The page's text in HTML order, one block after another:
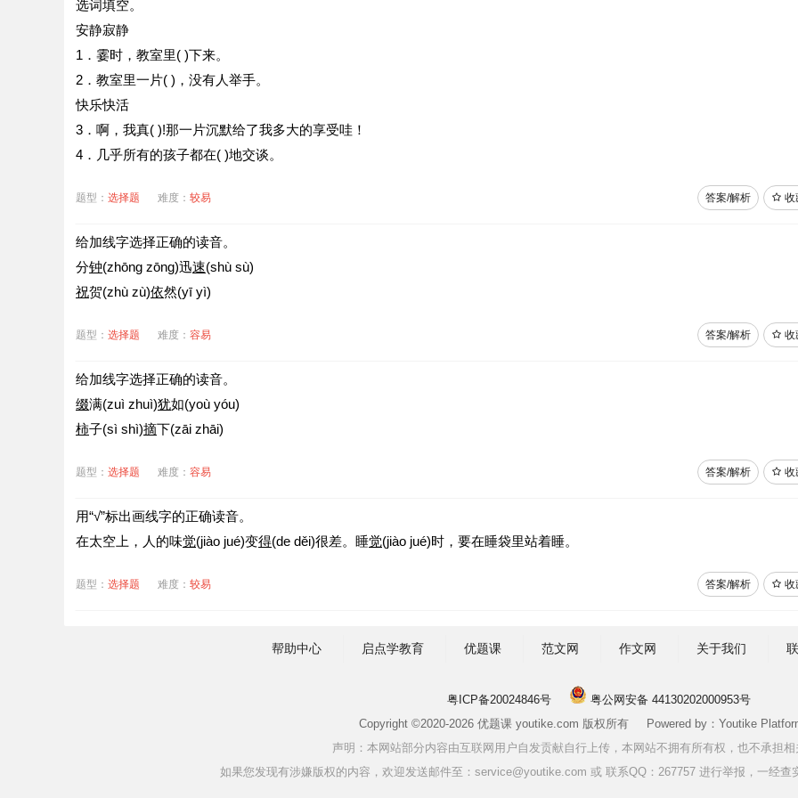
选词填空。
安静寂静
1．霎时，教室里( )下来。
2．教室里一片( )，没有人举手。
快乐快活
3．啊，我真( )!那一片沉默给了我多大的享受哇！
4．几乎所有的孩子都在( )地交谈。
题型： 选择题 难度： 较易 收
答案/解析
给加线字选择正确的读音。
分钟(zhōng zōng)迅速(shù sù)
祝贺(zhù zù)依然(yī yì)
题型： 选择题 难度： 容易 收
答案/解析
给加线字选择正确的读音。
缀满(zuì zhuì)犹如(yoù yóu)
柿子(sì shì)摘下(zāi zhāi)
题型： 选择题 难度： 容易 收
答案/解析
用“√”标出画线字的正确读音。
在太空上，人的味觉(jiào jué)变得(de děi)很差。睡觉(jiào jué)时，要在睡袋里站着睡。
题型： 选择题 难度： 较易 收
答案/解析
帮助中心 启点学教育 优题课 范文网 作文网 关于我们
粤ICP备20024846号
粤公网安备 44130202000953号
Copyright ©2020-2026 优题课 youtike.com 版权所有 Powered by：Youtike
声明：本网站部分内容由互联网用户自发贡献自行上传，本网站不拥有所有权，也不承担
如果您发现有涉嫌版权的内容，欢迎发送邮件至：service@youtike.com 或 联系QQ：267757 进行举报，一经查